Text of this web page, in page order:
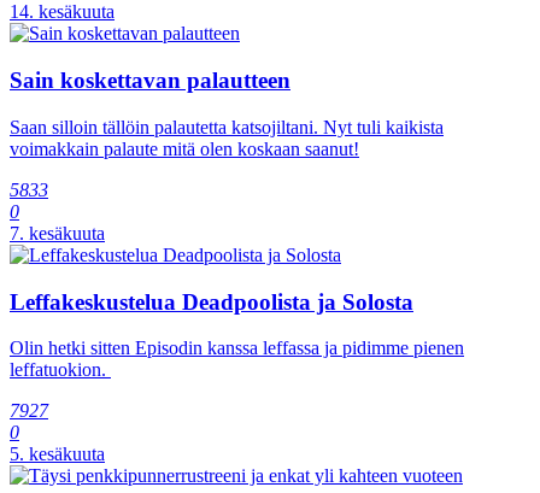
14. kesäkuuta
Sain koskettavan palautteen
Saan silloin tällöin palautetta katsojiltani. Nyt tuli kaikista
voimakkain palaute mitä olen koskaan saanut!
5833
0
7. kesäkuuta
Leffakeskustelua Deadpoolista ja Solosta
Olin hetki sitten Episodin kanssa leffassa ja pidimme pienen
leffatuokion.
7927
0
5. kesäkuuta